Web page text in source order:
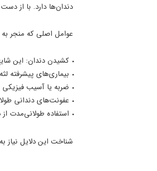
دندان‌ها دارد. با از
عوامل اصلی که منجر
کشیدن دندان: این شایع‌ترین
بیماری‌های پیشرفته
ضربه یا آسیب
عفونت‌های دندانی
استفاده طولانی‌مدت
شناخت این دلایل نیاز